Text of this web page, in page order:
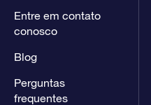
Entre em contato
conosco
Blog
Perguntas
frequentes